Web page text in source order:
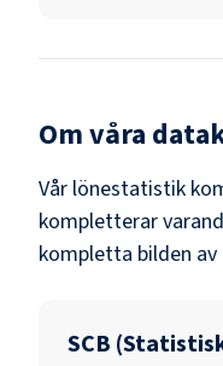
Om våra
Vår lönestatistik
kompletterar
kompletta bilden
SCB